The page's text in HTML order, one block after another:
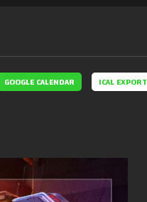
GOOGLE CALENDAR ICAL EXPORT